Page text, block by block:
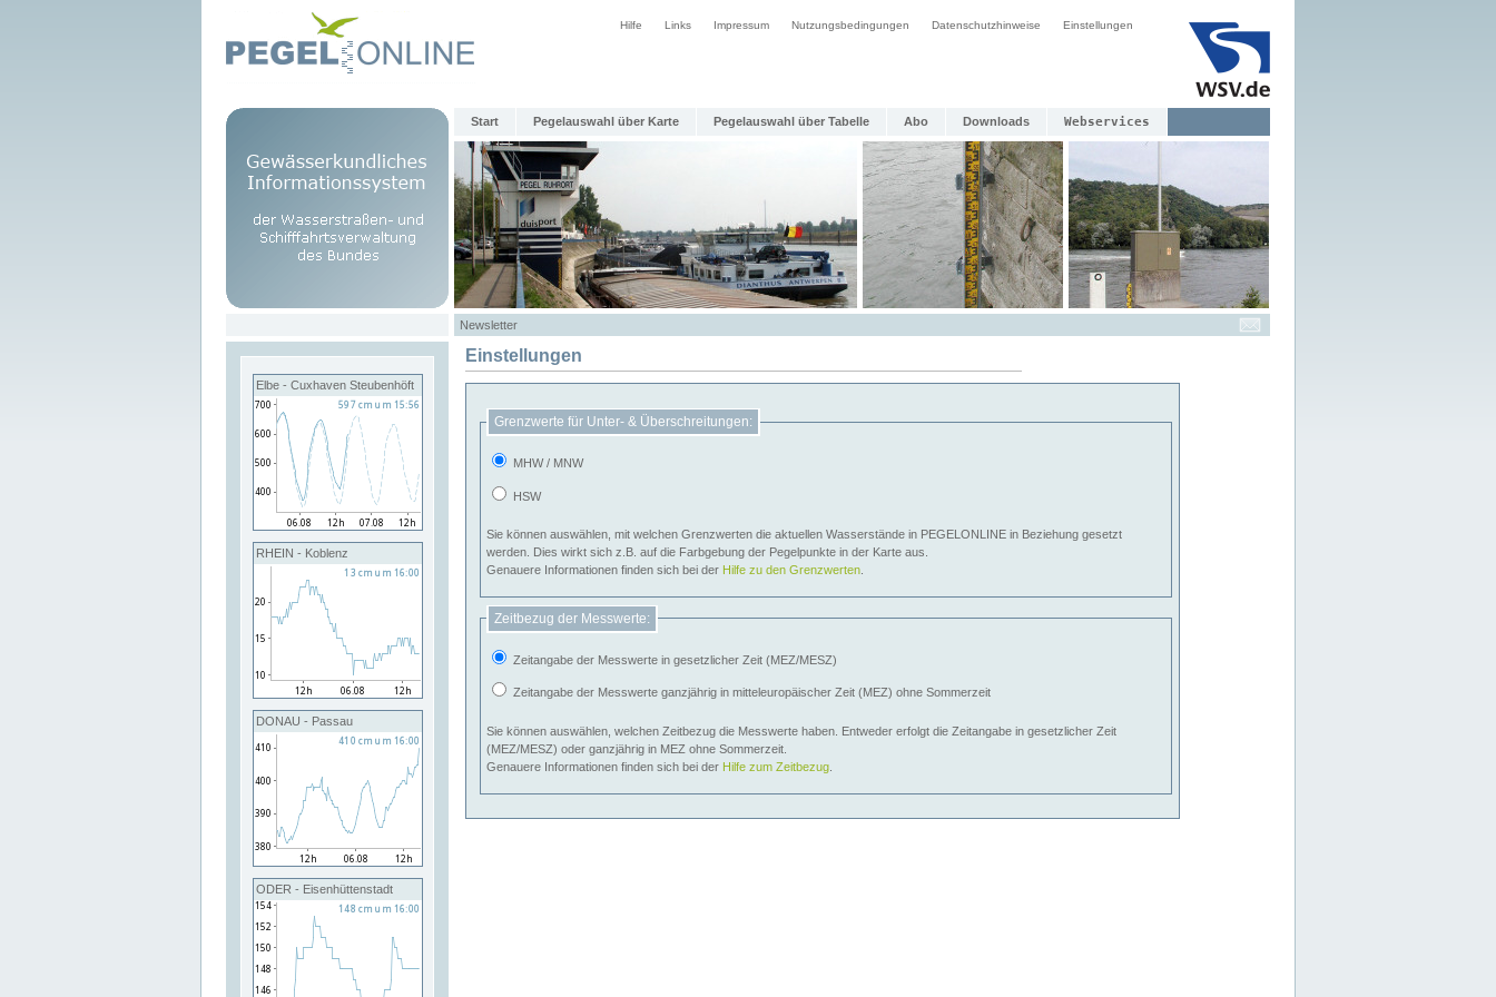
Hilfe Links Impressum Nutzungsbedingungen Datenschutzhinweise Einstellungen
Start Pegelauswahl über Karte Pegelauswahl über Tabelle Abo Downloads Webservices
Newsletter
Elbe - Cuxhaven Steubenhöft
RHEIN - Koblenz
DONAU - Passau
ODER - Eisenhüttenstadt
Einstellungen
Grenzwerte für Unter- & Überschreitungen:
MHW / MNW
HSW
Sie können auswählen, mit welchen Grenzwerten die aktuellen Wasserstände in PEGELONLINE in Beziehung gesetzt
werden. Dies wirkt sich z.B. auf die Farbgebung der Pegelpunkte in der Karte aus.
Genauere Informationen finden sich bei der Hilfe zu den Grenzwerten
Zeitbezug der Messwerte:
Zeitangabe der Messwerte in gesetzlicher Zeit (MEZ/MESZ)
Zeitangabe der Messwerte ganzjährig in mitteleuropäischer Zeit (MEZ) ohne Sommerzeit
Sie können auswählen, welchen Zeitbezug die Messwerte haben. Entweder erfolgt die Zeitangabe in gesetzlicher Zeit
(MEZ/MESZ) oder ganzjährig in MEZ ohne Sommerzeit.
Genauere Informationen finden sich bei der Hilfe zum Zeitbezug